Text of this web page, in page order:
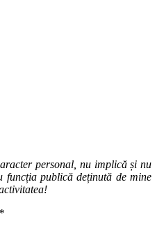
personal, nu implică și nu
funcția publică deținută de mine
*